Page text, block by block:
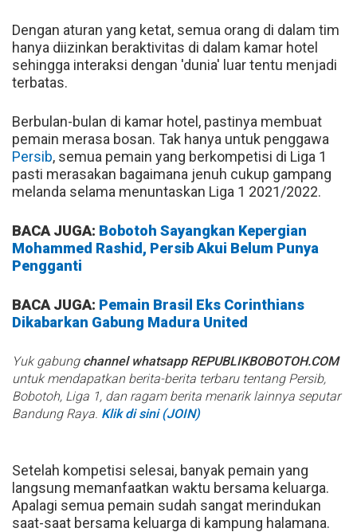
Dengan aturan yang ketat, semua orang di dalam tim
hanya diizinkan beraktivitas di dalam kamar hotel
sehingga interaksi dengan 'dunia' luar tentu menjadi
terbatas.
Berbulan-bulan di kamar hotel, pastinya membuat
pemain merasa bosan. Tak hanya untuk penggawa
Persib, semua pemain yang berkompetisi di Liga 1
pasti merasakan bagaimana jenuh cukup gampang
melanda selama menuntaskan Liga 1 2021/2022.
BACA JUGA: Bobotoh Sayangkan Kepergian
Mohammed Rashid, Persib Akui Belum Punya
Pengganti
BACA JUGA: Pemain Brasil Eks Corinthians
Dikabarkan Gabung Madura United
Yuk gabung channel whatsapp REPUBLIKBOBOTOH.COM
untuk mendapatkan berita-berita terbaru tentang Persib,
Bobotoh, Liga 1, dan ragam berita menarik lainnya seputar
Bandung Raya. Klik di sini (JOIN)
Setelah kompetisi selesai, banyak pemain yang
langsung memanfaatkan waktu bersama keluarga.
Apalagi semua pemain sudah sangat merindukan
saat-saat bersama keluarga di kampung halamana.